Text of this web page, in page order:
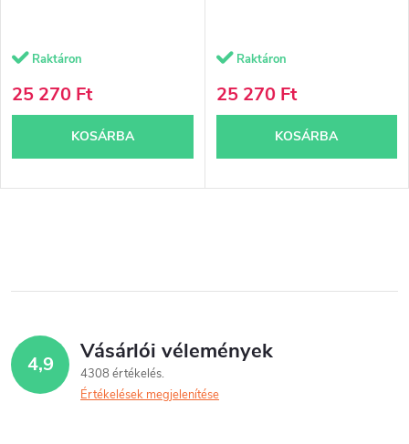
Raktáron
25 270 Ft
KOSÁRBA
Raktáron
25 270 Ft
KOSÁRBA
t
a 4,9 Vásárlói vélemények
4308 értékelés
Értékelések megjelenítése